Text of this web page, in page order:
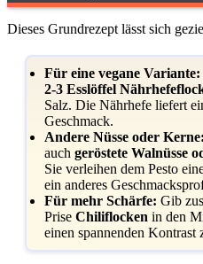
Dieses Grundrezept lässt sich
Für eine vegane Variante:
2-3 Esslöffel
Salz. Die Nährhefe liefert
Geschmack.
Andere Nüsse oder Kerne:
auch geröstete Walnüsse
Sie verleihen dem Pesto
ein anderes
Für mehr Schärfe: Gib
Prise Chiliflocken in den
einen spannenden Kontrast